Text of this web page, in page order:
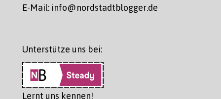
E-Mail: info@nordstadtblogger.de
Unterstütze uns bei:
Lernt uns kennen!